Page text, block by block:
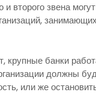
второго звена
крупные банки
должны
или же